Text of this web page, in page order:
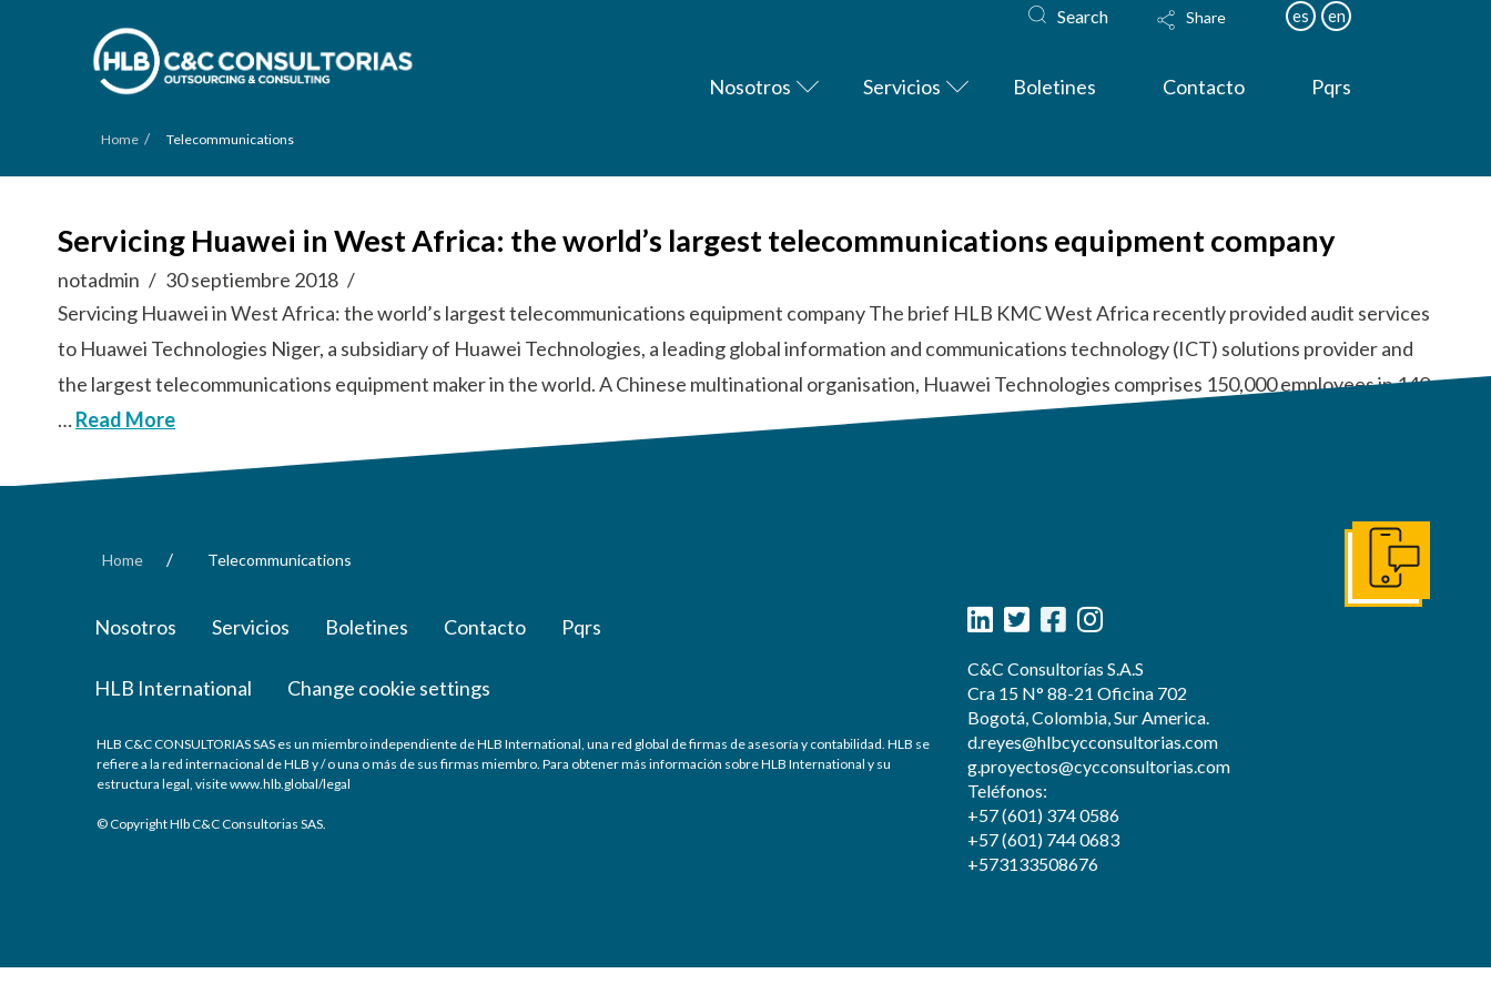
Search Share es en
Nosotros Servicios Boletines Contacto Pqrs
Home / Telecommunications
Servicing Huawei in West Africa: the world’s largest telecommunications equipment company
notadmin
30 septiembre 2018
Servicing Huawei in West Africa: the world’s largest telecommunications equipment company The brief HLB KMC West Africa recently provided audit services
to Huawei Technologies Niger, a subsidiary of Huawei Technologies, a leading global information and communications technology (ICT) solutions provider and
the largest telecommunications equipment maker in the world. A Chinese multinational organisation, Huawei Technologies comprises 150,000 employees in 140
…Read More
Home / Telecommunications
Nosotros Servicios Boletines Contacto Pqrs
HLB International Change cookie settings
HLB C&C CONSULTORIAS SAS es un miembro independiente de HLB International, una red global de firmas de asesoría y contabilidad. HLB se
refiere a la red internacional de HLB y / o una o más de sus firmas miembro. Para obtener más información sobre HLB International y su
estructura legal, visite www.hlb.global/legal
© Copyright Hlb C&C Consultorias SAS.
C&C Consultorías S.A.S
Cra 15 N° 88-21 Oficina 702
Bogotá, Colombia, Sur America.
d.reyes@hlbcycconsultorias.com
g.proyectos@cycconsultorias.com
Teléfonos:
+57 (601) 374 0586
+57 (601) 744 0683
+573133508676
Ir a contácto